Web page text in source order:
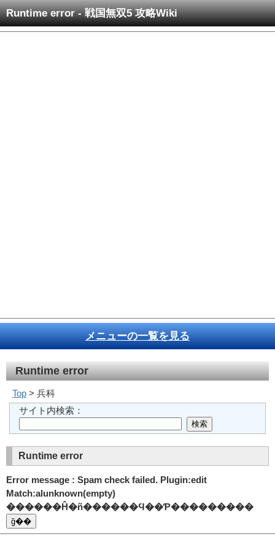
Runtime error - 戦国無双5 攻略Wiki
メニューの一覧を見る
Runtime error
Top > 兵科
サイト内検索：
Runtime error
Error message : Spam check failed. Plugin:edit
Match:alunknown(empty)
������Ĥ�ñ������Ϥ��Ƥ���������